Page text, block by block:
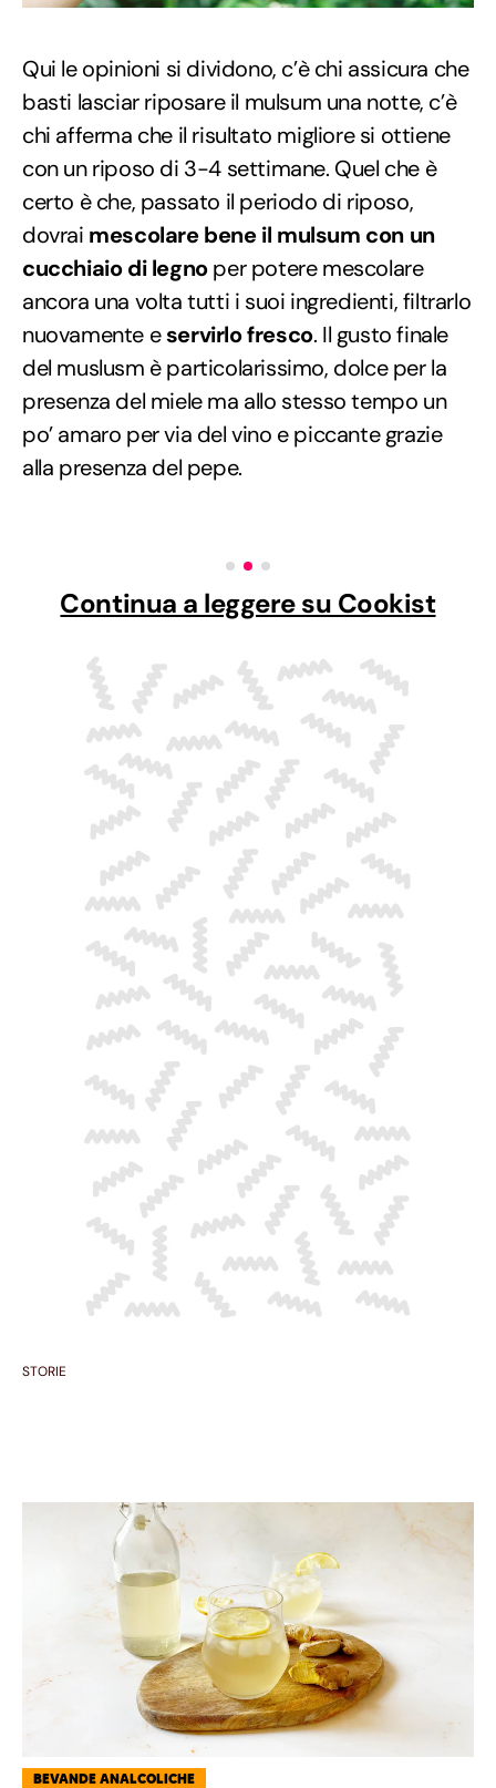
Qui le opinioni si dividono, c’è chi assicura che
basti lasciar riposare il mulsum una notte, c’è
chi afferma che il risultato migliore si ottiene
con un riposo di 3-4 settimane. Quel che è
certo è che, passato il periodo di riposo,
dovrai mescolare bene il mulsum con un
cucchiaio di legnoper potere mescolare
ancora una volta tutti i suoi ingredienti, filtrarlo
nuovamente eservirlo fresco. Il gusto finale
del muslusm è particolarissimo, dolce per la
presenza del miele ma allo stesso tempo un
po’ amaro per via del vino e piccante grazie
alla presenza del pepe.
Continua a leggere su Cookist
STORIE
BEVANDE ANALCOLICHE